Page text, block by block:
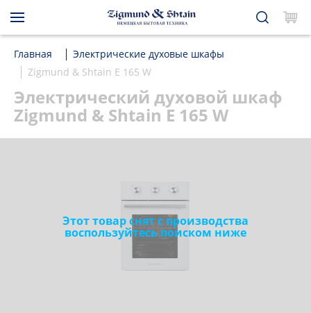
Главная
Электрические духовые шкафы
Zigmund & Shtain E 165 W
Электрический духовой шкаф
Zigmund & Shtain E 165 W
Этот товар снят с производства
воспользуйтесь поиском ниже